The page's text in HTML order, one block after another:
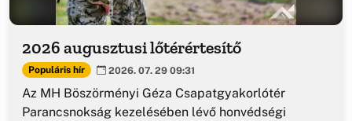
2026 augusztusi lőtérértesítő
Populáris hír 2026. 07. 29 09:31
Az MH Böszörményi Géza Csapatgyakorlótér
Parancsnokság kezelésében lévő honvédségi